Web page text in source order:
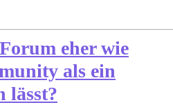
eher wie
als ein
lässt?